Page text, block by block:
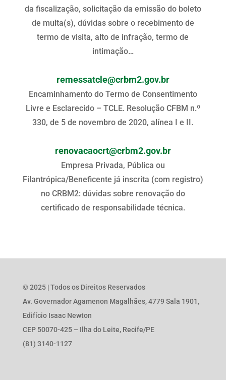
da fiscalização, solicitação da emissão do boleto
de multa(s), dúvidas sobre o recebimento de
termo de visita, alto de infração, termo de
intimação…
remessatcle@crbm2.gov.br
Encaminhamento do Termo de Consentimento
Livre e Esclarecido – TCLE. Resolução CFBM n.º
330, de 5 de novembro de 2020, alínea I e II.
renovacaocrt@crbm2.gov.br
Empresa Privada, Pública ou
Filantrópica/Beneficente já inscrita (com registro)
no CRBM2: dúvidas sobre renovação do
certificado de responsabilidade técnica.
© 2025 | Todos os Direitos Reservados
Av. Governador Agamenon Magalhães, 4779 Sala 1901,
Edifício Isaac Newton
CEP 50070-425 – Ilha do Leite, Recife/PE
(81) 3140-1127